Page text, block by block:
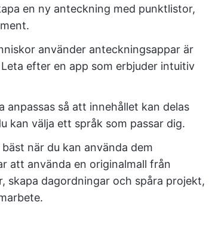
en ny anteckning med punktlistor,
använder anteckningsappar är
efter en app som erbjuder intuitiv
anpassas så att innehållet kan delas
kan välja ett språk som passar dig.
när du kan använda dem
att använda en originalmall från
skapa dagordningar och spåra projekt,